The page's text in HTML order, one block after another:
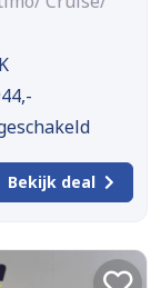
Bekijk deal